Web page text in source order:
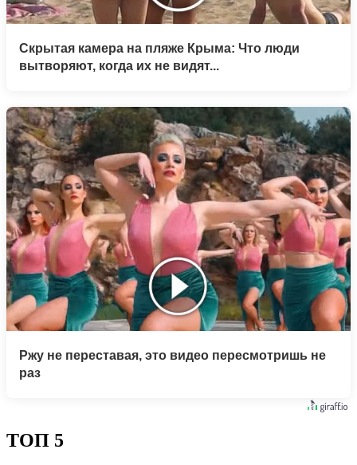
Скрытая камера на пляже Крыма: Что люди
вытворяют, когда их не видят...
Ржу не переставая, это видео пересмотришь не
раз
ТОП 5